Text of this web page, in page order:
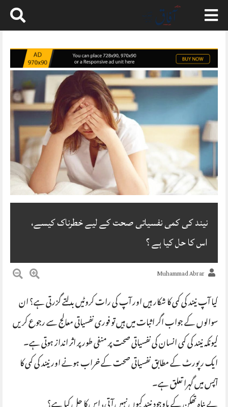
Skip
content
نیند کی کمی نفسیاتی صحت کے لیے خطرناک کیسے،
اس کا حل کیا ہے ؟
Muhammad Abrar
کیا آپ نیند کی کمی کا شکار ہیں اور آپ کی رات کروٹیں بدلتے گزرتی ہے؟ ان
سوالوں کے جواب اگر اثبات میں ہیں تو فوری نفسیاتی معالج سے رجوع کریں
کیونکہ نیند کی کمی انسان کی نفسیاتی صحت پر منفی طور پر اثر انداز ہوتی ہے۔
ایک رپورٹ کے مطابق نفسیاتی صحت کے خراب ہونے اور نیند کی کمی کا
آپس میں گہرا تعلق ہے۔